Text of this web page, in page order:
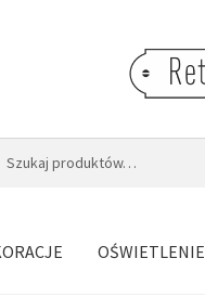
OŚWIETLENIE